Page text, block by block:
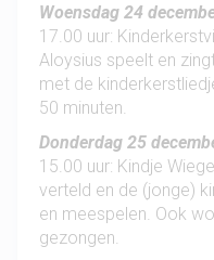
Woensdag 24
17.00 uur:
Aloysius speelt en
met de
50 minuten.
Donderdag 25
15.00 uur: Kindje
verteld en de (jonge)
en meespelen. Ook
gezongen.